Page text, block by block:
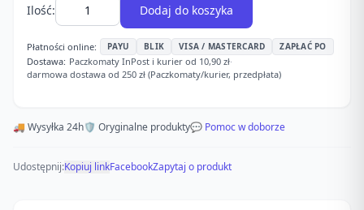
Ilość: Dodaj do koszyka
Płatności online: PAYU BLIK VISA / MASTERCARD ZAPŁAĆ PO
Dostawa: Paczkomaty InPost i kurier od 10,90 zł·
darmowa dostawa od 250 zł (Paczkomaty/kurier, przedpłata)
🚚 Wysyłka 24h🛡️ Oryginalne produkty💬 Pomoc w doborze
Udostępnij:Kopiuj linkFacebookZapytaj o produkt